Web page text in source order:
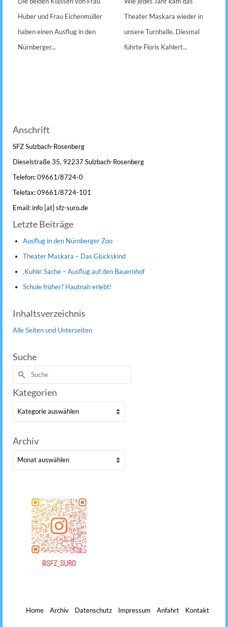
Huber und Frau Eichenmüller
haben einen Ausflug in den
Nürnberger...
Theater Maskara wieder in
unsere Turnhalle. Diesmal
führte Floris Kahlert...
Anschrift
SFZ Sulzbach-Rosenberg
Dieselstraße 35, 92237 Sulzbach-Rosenberg
Telefon: 09661/8724-0
Telefax: 09661/8724-101
Email: info [at] sfz-suro.de
Letzte Beiträge
Ausflug in den Nürnberger Zoo
Theater Maskara – Das Glückskind
‚Kuhle‘ Sache – Ausflug auf den Bauernhof
Schule früher? Hautnah erlebt!
Inhaltsverzeichnis
Alle Seiten und Unterseiten
Suche
Suche
nach:
Kategorien
Kategorien
Archiv
Archiv
Home Archiv Datenschutz Impressum Anfahrt Kontakt